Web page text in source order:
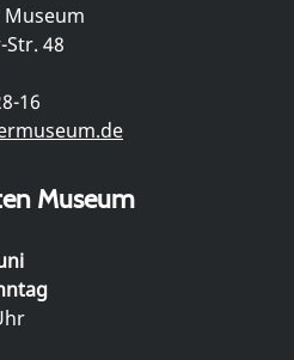
Museum
48
16
Museum